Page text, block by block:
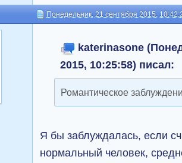
Понедельник, 21 сентября 2015,
katerinasone
2015, 10:25:58) писал:
Романтическое
Я бы заблуждалась, если
нормальный человек,